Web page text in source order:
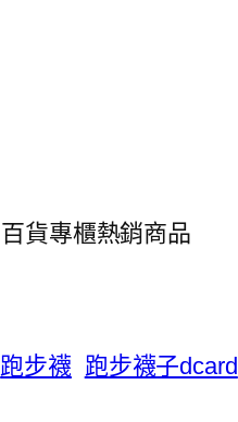
貨專櫃熱銷商品
跑步襪 跑步襪子dcard